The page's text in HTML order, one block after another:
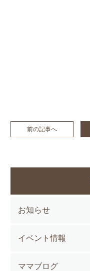
前の記事へ
お知らせ
イベント情報
ママブログ